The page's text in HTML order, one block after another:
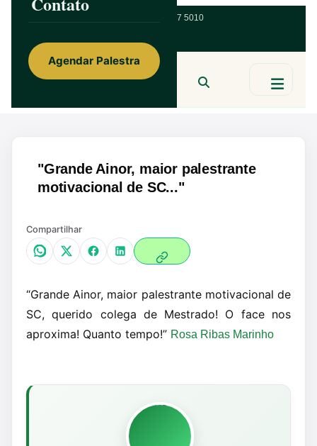
47 9 9967 5010
Ainor Lotério
Agendar Palestra
"Grande Ainor, maior palestrante
motivacional de SC..."
Compartilhar
“Grande Ainor, maior palestrante motivacional de
SC, querido colega de Mestrado! O face nos
aproxima! Quanto tempo!” Rosa Ribas Marinho